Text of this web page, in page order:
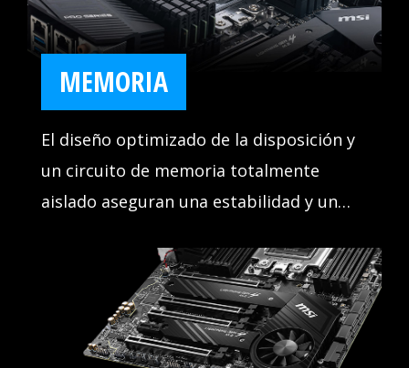
MEMORIA
El diseño optimizado de la disposición y
un circuito de memoria totalmente
aislado aseguran una estabilidad y un
que preocuparte de que tu sistema se
caiga durante los juegos con MSI DDR4